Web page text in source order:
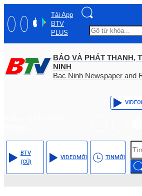
Tải App
BTV
PLUS
BÁO VÀ PHÁT THANH,
NINH
Bac Ninh Newspaper and
VIDEO
BTV
(CŨ)
VIDEOMỚI TINMỚI